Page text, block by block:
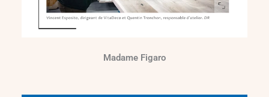
Madame Figaro